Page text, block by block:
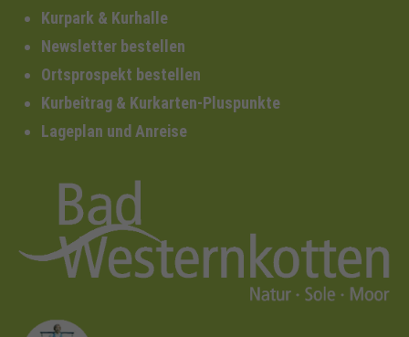
Kurpark & Kurhalle
Newsletter bestellen
Ortsprospekt bestellen
Kurbeitrag & Kurkarten-Pluspunkte
Lageplan und Anreise